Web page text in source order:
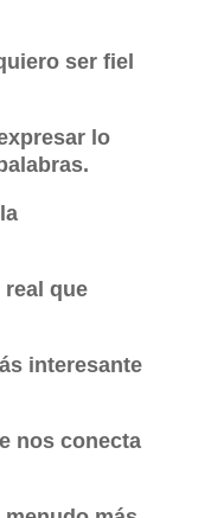
ser fiel
lo
que
interesante
nos conecta